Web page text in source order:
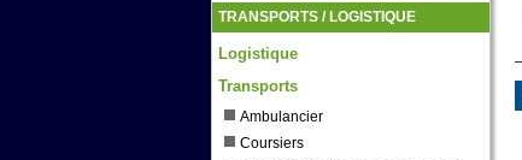
TRANSPORTS / LOGISTIQUE
Logistique
Transports
Ambulancier
Coursiers